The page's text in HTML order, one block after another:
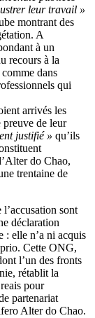
leur travail »
montrant des
A
à un
recours à la
dans
qui
arrivés les
preuve de leur
justifié » qu’ils
do Chao,
trentaine de
l’accusation sont
déclaration
elle n’a ni acquis
Cette ONG,
l’un des fronts
rétablit la
pour
partenariat
Alter do Chao.